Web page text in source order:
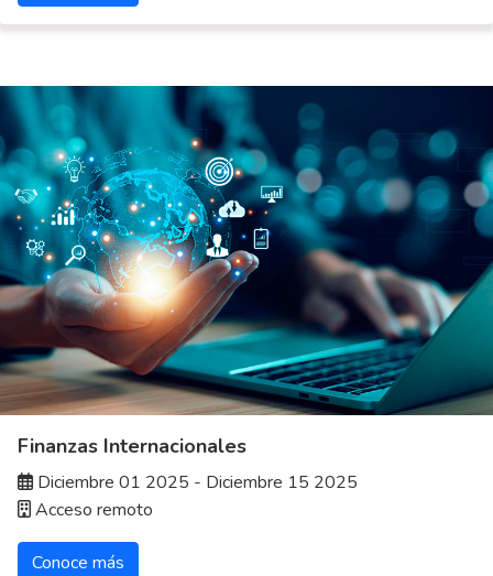
Finanzas Internacionales
Diciembre 01 2025 - Diciembre 15 2025
Acceso remoto
Conoce más